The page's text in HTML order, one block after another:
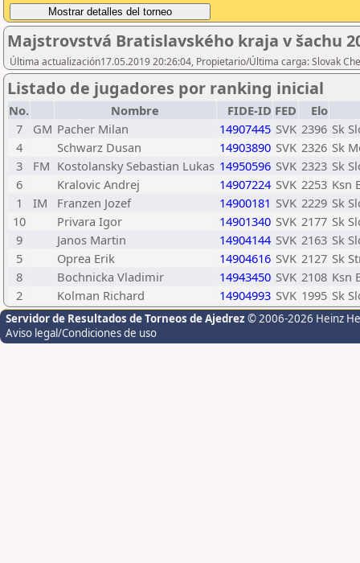
Majstrovstvá Bratislavského kraja v šachu
Última actualización17.05.2019 20:26:04, Propietario/Última carga: Slovak
Listado de jugadores por ranking inicial
No. Nombre FIDE-ID FED
Elo
7
GM Pacher Milan 14907445 SVK 2396 Sk
4
Schwarz Dusan 14903890 SVK 2326 Sk
3
FM Kostolansky Sebastian Lukas 14950596 SVK 2323 Sk
6
Kralovic Andrej 14907224 SVK 2253 Ksn
1
IM Franzen Jozef 14900181 SVK 2229 Sk
10
Privara Igor 14901340 SVK 2177 Sk
9
Janos Martin 14904144 SVK 2163 Sk
5
Oprea Erik 14904616 SVK 2127 Sk
8
Bochnicka Vladimir 14943450 SVK 2108 Ksn
2
Kolman Richard 14904993 SVK 1995 Sk
Servidor de Resultados de Torneos de Ajedrez © 2006-2026 Heinz
Aviso legal/Condiciones de uso